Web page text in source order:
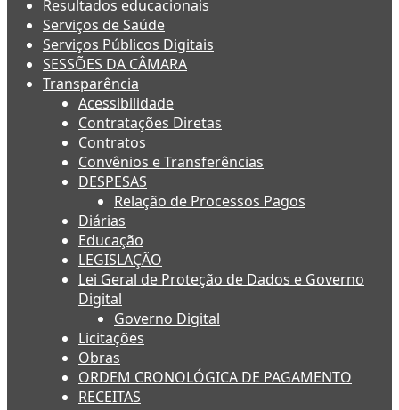
Resultados educacionais
Serviços de Saúde
Serviços Públicos Digitais
SESSÕES DA CÂMARA
Transparência
Acessibilidade
Contratações Diretas
Contratos
Convênios e Transferências
DESPESAS
Relação de Processos Pagos
Diárias
Educação
LEGISLAÇÃO
Lei Geral de Proteção de Dados e Governo
Digital
Governo Digital
Licitações
Obras
ORDEM CRONOLÓGICA DE PAGAMENTO
RECEITAS